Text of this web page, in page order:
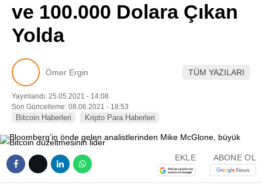
Pinterest
ve 100.000 Dolara Çıkan
Yolda
Ömer Ergin TÜM YAZILARI
Yayınlandı: 25.05.2021 - 14:08
Son Güncelleme: 08.06.2021 - 18:53
Bitcoin Haberleri Kripto Para Haberleri
EKLE ABONE OL